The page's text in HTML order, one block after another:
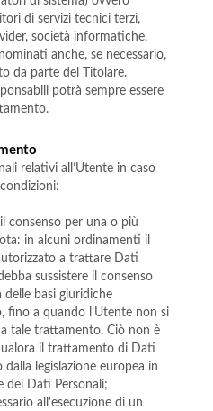
di servizi tecnici terzi,
società informatiche,
anche, se necessario,
da parte del Titolare.
potrà sempre essere
relativi all’Utente in caso
consenso per una o più
in alcuni ordinamenti il
a trattare Dati
sussistere il consenso
delle basi giuridiche
fino a quando l’Utente non si
tale trattamento. Ciò non è
il trattamento di Dati
dalla legislazione europea in
dei Dati Personali;
all'esecuzione di un